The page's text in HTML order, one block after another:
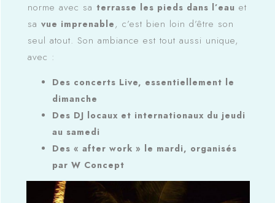
norme avec sa terrasse les pieds dans l’eau et
sa vue imprenable, c’est bien loin d’être son
seul atout. Son ambiance est tout aussi unique,
avec :
Des concerts Live, essentiellement le
dimanche
Des DJ locaux et internationaux du jeudi
au samedi
Des « after work » le mardi, organisés
par W Concept